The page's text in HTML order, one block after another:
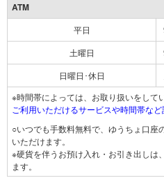
ATM
平日
土曜日
日曜日･休日
※時間帯によっては、お取り扱いをして
ご利用いただけるサービスや時間帯な
○いつでも手数料無料で、ゆうちょ口座
いただけます。
※硬貨を伴うお預け入れ・お引き出しは
ます。